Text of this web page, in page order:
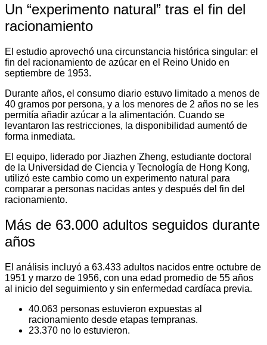
Un “experimento natural” tras el fin del
racionamiento
El estudio aprovechó una circunstancia histórica singular: el
fin del racionamiento de azúcar en el Reino Unido en
septiembre de 1953.
Durante años, el consumo diario estuvo limitado a menos de
40 gramos por persona, y a los menores de 2 años no se les
permitía añadir azúcar a la alimentación. Cuando se
levantaron las restricciones, la disponibilidad aumentó de
forma inmediata.
El equipo, liderado por Jiazhen Zheng, estudiante doctoral
de la Universidad de Ciencia y Tecnología de Hong Kong,
utilizó este cambio como un experimento natural para
comparar a personas nacidas antes y después del fin del
racionamiento.
Más de 63.000 adultos seguidos durante
años
El análisis incluyó a 63.433 adultos nacidos entre octubre de
1951 y marzo de 1956, con una edad promedio de 55 años
al inicio del seguimiento y sin enfermedad cardíaca previa.
40.063 personas estuvieron expuestas al
racionamiento desde etapas tempranas.
23.370 no lo estuvieron.